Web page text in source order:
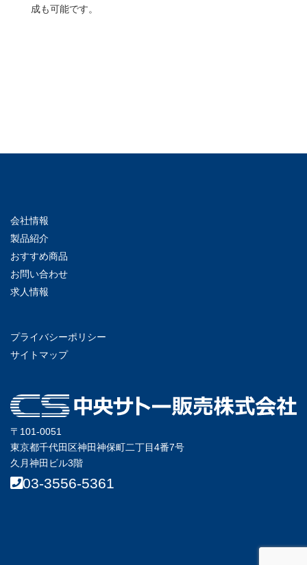
成も可能です。
会社情報
製品紹介
おすすめ商品
お問い合わせ
求人情報
プライバシーポリシー
サイトマップ
〒101-0051
東京都千代田区神田神保町二丁目4番7号
久月神田ビル3階
03-3556-5361